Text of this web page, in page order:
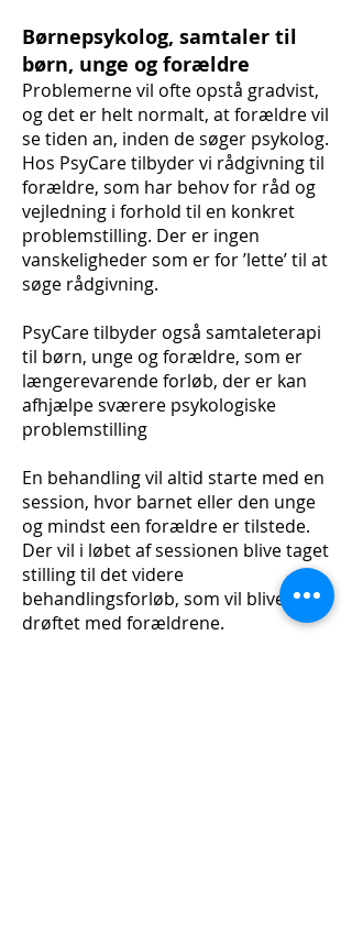
Børnepsykolog, samtaler til
børn, unge og forældre
Problemerne vil ofte opstå gradvist,
og det er helt normalt, at forældre vil
se tiden an, inden de søger psykolog.
Hos PsyCare tilbyder vi rådgivning til
forældre, som har behov for råd og
vejledning i forhold til en konkret
problemstilling. Der er ingen
vanskeligheder som er for ’lette’ til at
søge rådgivning.
PsyCare tilbyder også samtaleterapi
til børn, unge og forældre, som er
længerevarende forløb, der er kan
afhjælpe sværere psykologiske
problemstilling
En behandling vil altid starte med en
session, hvor barnet eller den unge
og mindst een forældre er tilstede.
Der vil i løbet af sessionen blive taget
stilling til det videre
behandlingsforløb, som vil blive
drøftet med forældrene.